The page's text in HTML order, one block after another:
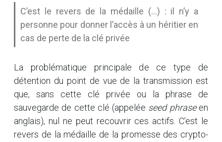
C’est le revers de la médaille (...) : il n’y a
personne pour donner l’accès à un héritier en
cas de perte de la clé privée
La problématique principale de ce type de
détention du point de vue de la transmission est
que, sans cette clé privée ou la phrase de
sauvegarde de cette clé (appelée seed phraseen
anglais), nul ne peut recouvrir ces actifs. C’est le
revers de la médaille de la promesse des crypto-